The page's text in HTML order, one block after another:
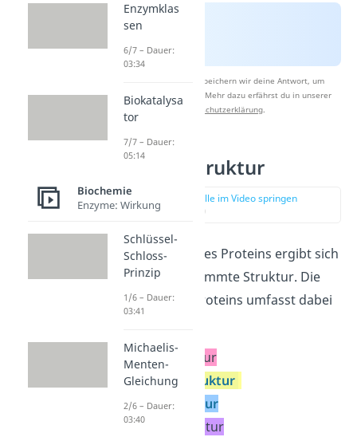
Nach Beantwortung speichern wir deine Antwort, um
Studyflix zu verbessern. Mehr dazu erfährst du in unserer
Datenschutzerklärung.
Proteine Struktur
zur Stelle im Video springen
(02:00)
Je nach Aufbau des Proteins ergibt sich
immer eine bestimmte Struktur. Die
Struktur eines Proteins umfasst dabei
Primärstruktur
Sekundärstruktur
Tertiärstruktur
Quartärstruktur
Enzymklas
sen
6/7 – Dauer:
03:34
Biokatalysa
tor
7/7 – Dauer:
05:14
Biochemie
Enzyme: Wirkung
Schlüssel-
Schloss-
Prinzip
1/6 – Dauer:
03:41
Michaelis-
Menten-
Gleichung
2/6 – Dauer:
03:40